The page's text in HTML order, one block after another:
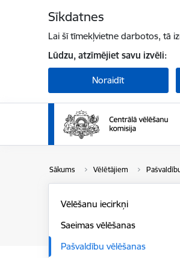
Sīkdatnes
Lai šī tīmekļvietne darbotos, tā
Lūdzu, atzīmējiet savu izvēli:
Noraidīt
Sākums Vēlētājiem
Vēlēšanu iecirkņi
Saeimas vēlēšanas
Pašvaldību vēlēšanas